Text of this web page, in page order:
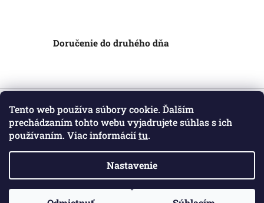
Tento web používa súbory cookie. Ďalším
prechádzaním tohto webu vyjadrujete súhlas s ich
používaním. Viac informáciítu.
Nastavenie
Doručenie do druhého dňa
Z
Informácie pre vás
Obchodné podmienky
Copyright 2026 . Všetky práva vyhradené.